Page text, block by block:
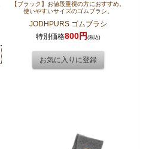
【ブラック】お値段重視の方におすすめ。
使いやすいサイズのゴムブラシ。
JODHPURS ゴムブラシ
特別価格800円(税込)